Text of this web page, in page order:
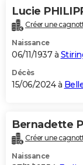
Lucie
Créer une
Naissance
06/11/1937 à
Décès
15/06/2024 à
Bernadette
Créer une
Naissance